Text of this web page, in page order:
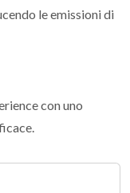
le emissioni di
con uno